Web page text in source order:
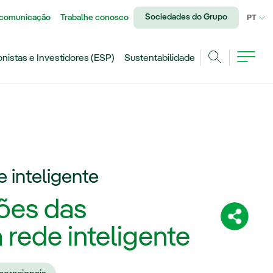
Trabalhe conosco Sociedades do Grupo PT
e Investidores (ESP)
Sustentabilidade
inteligente
das
inteligente